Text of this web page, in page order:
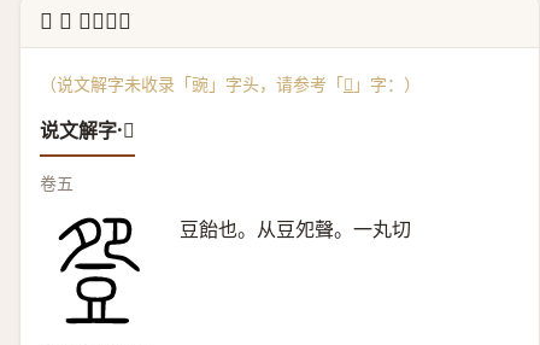
↳ 𧯡 说文解字
（说文解字未收录「豌」字头，请参考「𧯡 」字：）
说文解字·𧯡
卷五
豆飴也。从豆夗聲。一丸切